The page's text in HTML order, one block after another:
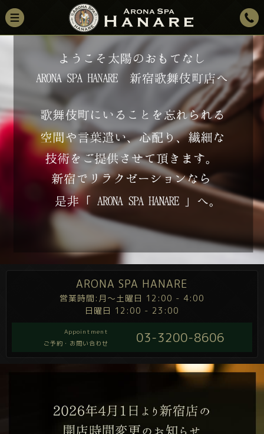
ARONA SPA HANARE
営業時間:月～土曜日 12:00 - 4:00
日曜日 12:00 - 23:00
Appointment
ご予約・お問い合わせ
03-3200-8606